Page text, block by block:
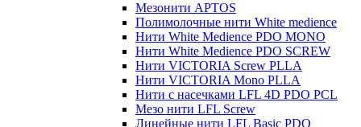
Мезонити APTOS
Полимолочные нити White medience
Нити White Medience PDO MONO
Нити White Medience PDO SCREW
Нити VICTORIA Screw PLLA
Нити VICTORIA Mono PLLA
Нити с насечками LFL 4D PDO PCL
Мезо нити LFL Screw
Линейные нити LFL Basic PDO